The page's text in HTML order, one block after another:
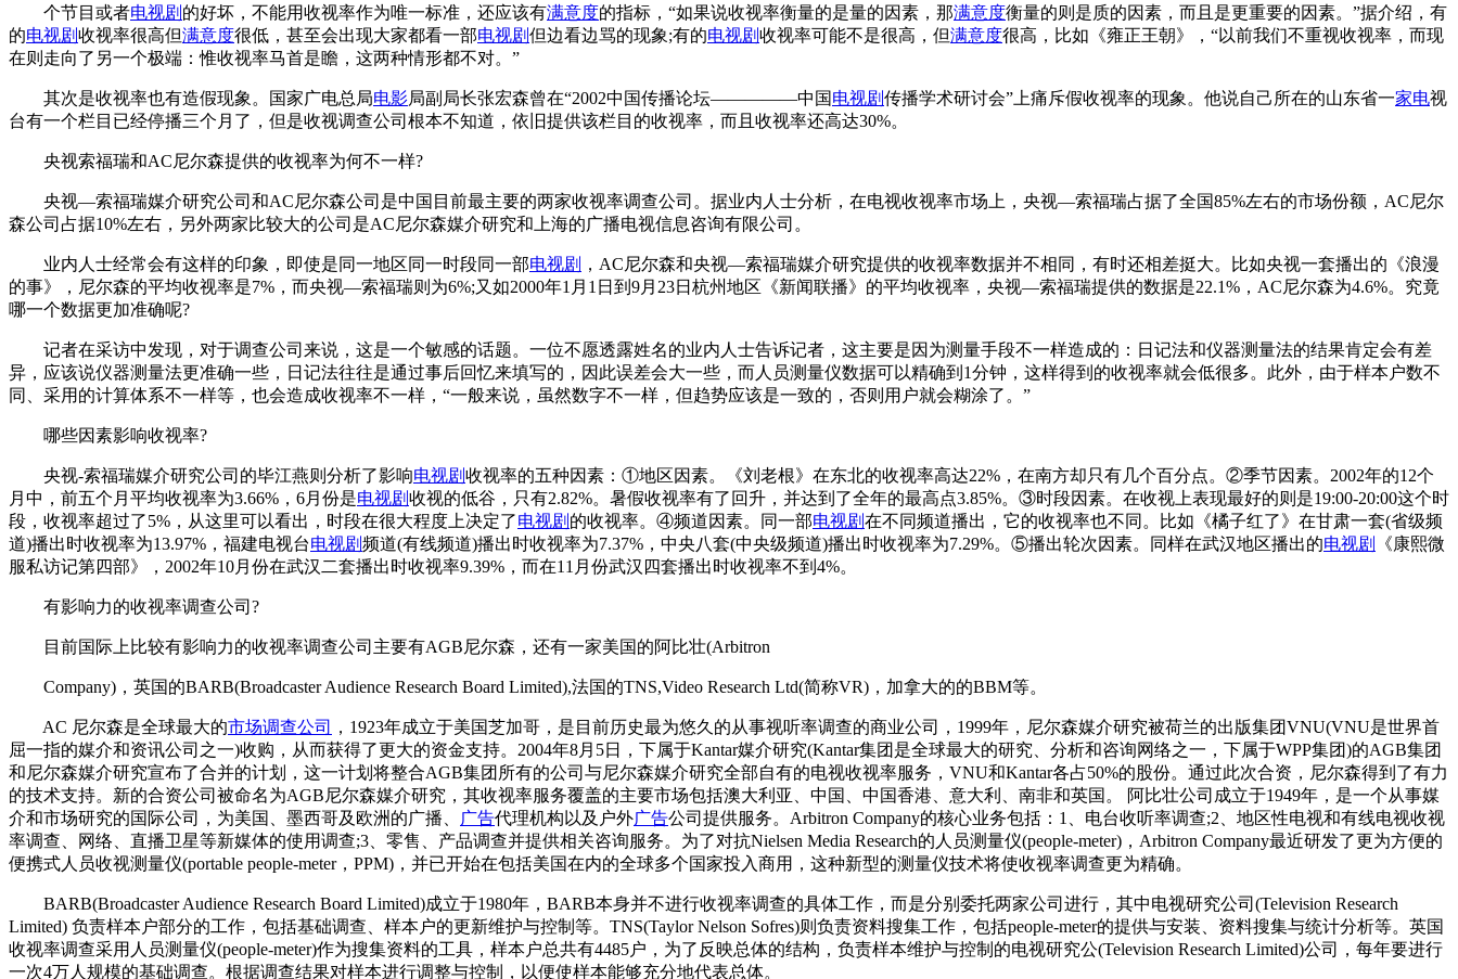
个节目或者电视剧 的好坏，不能用收视率作为唯一标准，还应该有满意度的指标，“如果说收视率衡量的是量的因素，那满意度衡量的则是质的因素，而且是更重要的因素。”据介绍，有
的电视剧收视率很高但满意度很低，甚至会出现大家都看一部电视剧但边看边骂的现象;有的电视剧收视率可能不是很高，但满意度很高，比如《雍正王朝》，“以前我们不重视收视率，而现
在则走向了另一个极端：惟收视率马首是瞻，这两种情形都不对。”
其次是收视率也有造假现象。国家广电总局电影局副局长张宏森曾在“2002中国传播论坛—————中国电视剧传播学术研讨会”上痛斥假收视率的现象。他说自己所在的山东省一家电视
台有一个栏目已经停播三个月了，但是收视调查公司根本不知道，依旧提供该栏目的收视率，而且收视率还高达30%。
央视索福瑞和AC尼尔森提供的收视率为何不一样?
央视—索福瑞媒介研究公司和AC尼尔森公司是中国目前最主要的两家收视率调查公司。据业内人士分析，在电视收视率市场上，央视—索福瑞占据了全国85%左右的市场份额，AC尼尔
森公司占据10%左右，另外两家比较大的公司是AC尼尔森媒介研究和上海的广播电视信息咨询有限公司。
业内人士经常会有这样的印象，即使是同一地区同一时段同一部电视剧 ，AC尼尔森和央视—索福瑞媒介研究提供的收视率数据并不相同，有时还相差挺大。比如央视一套播出的《浪漫
的事》，尼尔森的平均收视率是7%，而央视—索福瑞则为6%;又如2000年1月1日到9月23日杭州地区《新闻联播》的平均收视率，央视—索福瑞提供的数据是22.1%，AC尼尔森为4.6%。究竟
哪一个数据更加准确呢?
记者在采访中发现，对于调查公司来说，这是一个敏感的话题。一位不愿透露姓名的业内人士告诉记者，这主要是因为测量手段不一样造成的：日记法和仪器测量法的结果肯定会有差
异，应该说仪器测量法更准确一些，日记法往往是通过事后回忆来填写的，因此误差会大一些，而人员测量仪数据可以精确到1分钟，这样得到的收视率就会低很多。此外，由于样本户数不
同、采用的计算体系不一样等，也会造成收视率不一样，“一般来说，虽然数字不一样，但趋势应该是一致的，否则用户就会糊涂了。”
哪些因素影响收视率?
央视-索福瑞媒介研究公司的毕江燕则分析了影响电视剧收视率的五种因素：①地区因素。《刘老根》在东北的收视率高达22%，在南方却只有几个百分点。②季节因素。2002年的12个
月中，前五个月平均收视率为3.66%，6月份是电视剧收视的低谷，只有2.82%。暑假收视率有了回升，并达到了全年的最高点3.85%。③时段因素。在收视上表现最好的则是19:00-20:00这个时
段，收视率超过了5%，从这里可以看出，时段在很大程度上决定了电视剧 的收视率。④频道因素。同一部电视剧在不同频道播出，它的收视率也不同。比如《橘子红了》在甘肃一套(省级频
道)播出时收视率为13.97%，福建电视台电视剧频道(有线频道)播出时收视率为7.37%，中央八套(中央级频道)播出时收视率为7.29%。⑤播出轮次因素。同样在武汉地区播出的电视剧
《康熙微
服私访记第四部》，2002年10月份在武汉二套播出时收视率9.39%，而在11月份武汉四套播出时收视率不到4%。
有影响力的收视率调查公司?
目前国际上比较有影响力的收视率调查公司主要有AGB尼尔森，还有一家美国的阿比壮(Arbitron
Company)，英国的BARB(Broadcaster Audience Research Board Limited),法国的TNS,Video Research Ltd(简称VR)，加拿大的的BBM等。
AC 尼尔森是全球最大的市场调查公司
，1923年成立于美国芝加哥，是目前历史最为悠久的从事视听率调查的商业公司，1999年，尼尔森媒介研究被荷兰的出版集团VNU(VNU是世界首
屈一指的媒介和资讯公司之一)收购，从而获得了更大的资金支持。2004年8月5日，下属于Kantar媒介研究(Kantar集团是全球最大的研究、分析和咨询网络之一，下属于WPP集团)的AGB集团
和尼尔森媒介研究宣布了合并的计划，这一计划将整合AGB集团所有的公司与尼尔森媒介研究全部自有的电视收视率服务，VNU和Kantar各占50%的股份。通过此次合资，尼尔森得到了有力
的技术支持。新的合资公司被命名为AGB尼尔森媒介研究，其收视率服务覆盖的主要市场包括澳大利亚、中国、中国香港、意大利、南非和英国。 阿比壮公司成立于1949年，是一个从事媒
介和市场研究的国际公司，为美国、墨西哥及欧洲的广播、
广告代理机构以及户外广告公司提供服务。Arbitron Company的核心业务包括：1、电台收听率调查;2、地区性电视和有线电视收视
率调查、网络、直播卫星等新媒体的使用调查;3、零售、产品调查并提供相关咨询服务。为了对抗Nielsen Media Research的人员测量仪(people-meter)，Arbitron Company最近研发了更为方便的
便携式人员收视测量仪(portable people-meter，PPM)，并已开始在包括美国在内的全球多个国家投入商用，这种新型的测量仪技术将使收视率调查更为精确。
BARB(Broadcaster Audience Research Board Limited)成立于1980年，BARB本身并不进行收视率调查的具体工作，而是分别委托两家公司进行，其中电视研究公司(Television Research
Limited) 负责样本户部分的工作，包括基础调查、样本户的更新维护与控制等。TNS(Taylor Nelson Sofres)则负责资料搜集工作，包括people-meter的提供与安装、资料搜集与统计分析等。英国
收视率调查采用人员测量仪(people-meter)作为搜集资料的工具，样本户总共有4485户，为了反映总体的结构，负责样本维护与控制的电视研究公(Television Research Limited)公司，每年要进行
一次4万人规模的基础调查。根据调查结果对样本进行调整与控制，以便使样本能够充分地代表总体。